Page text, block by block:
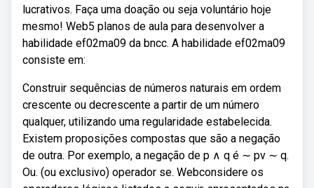
lucrativos. Faça uma doação ou seja voluntário hoje
mesmo! Web5 planos de aula para desenvolver a
habilidade ef02ma09 da bncc. A habilidade ef02ma09
consiste em:
Construir sequências de números naturais em ordem
crescente ou decrescente a partir de um número
qualquer, utilizando uma regularidade estabelecida.
Existem proposições compostas que são a negação
de outra. Por exemplo, a negação de p ∧ q é ∼ pv ∼ q.
Ou. (ou exclusivo) operador se. Webconsidere os